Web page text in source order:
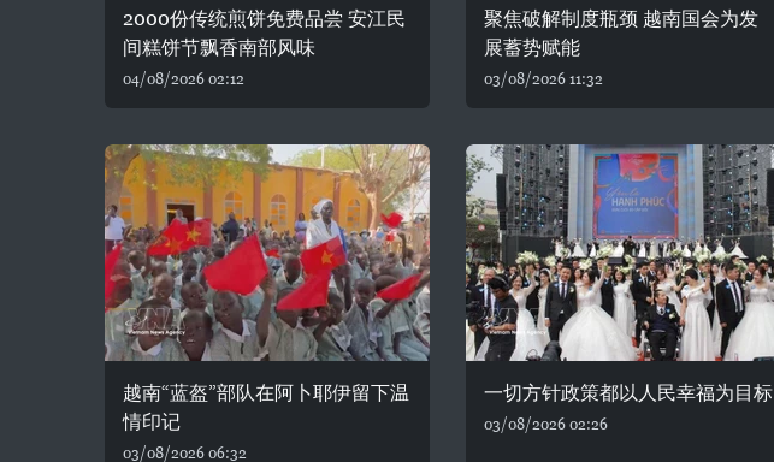
2000份传统煎饼免费品尝 安江民
间糕饼节飘香南部风味
04/08/2026 02:12
聚焦破解制度瓶颈 越南国会为发
展蓄势赋能
03/08/2026 11:32
越南“蓝盔”部队在阿卜耶伊留下温
情印记
03/08/2026 06:32
一切方针政策都以人民幸福为目标
03/08/2026 02:26